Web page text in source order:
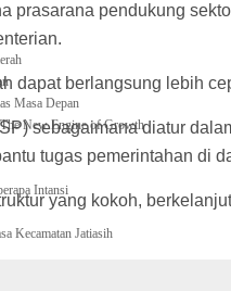
Masa Depan
New Engine of Growth
Intansi
Kecamatan Jatiasih
pendukung
dapat berlangsung lebih
sebagaimana diatur
tugas pemerintahan di
yang kokoh,